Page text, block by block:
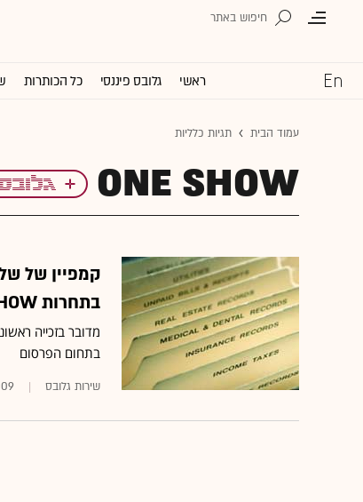
ראשי גלובס פיננסי כל הכותרות
עמוד הבית תגיות כלליות
ONE SHOW
קמפיין של
בתחרות ONE SHOW
בתחום הפרסום
שירות גלובס‏